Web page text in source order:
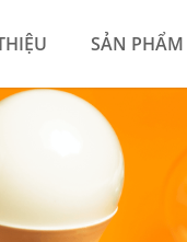
SẢN PHẨM